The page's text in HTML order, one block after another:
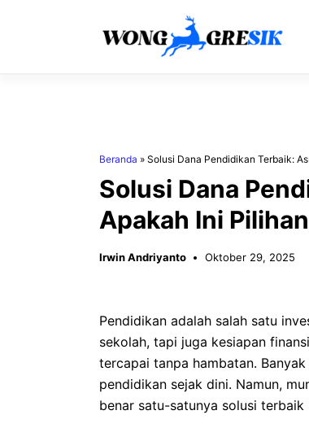
Beranda » Solusi Dana Pendidikan Terbaik:
Solusi Dana
Apakah Ini
Irwin Andriyanto Oktober 29, 2025
Pendidikan adalah salah satu
sekolah, tapi juga kesiapan
tercapai tanpa hambatan.
pendidikan sejak dini. Namun,
benar satu-satunya solusi